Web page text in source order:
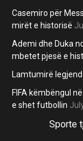
Casemiro për
mirët e historisë
Ademi dhe Duka
mbetet pjesë e
Lamtumirë
FIFA këmbëngul
e shet futbollin
Sporte